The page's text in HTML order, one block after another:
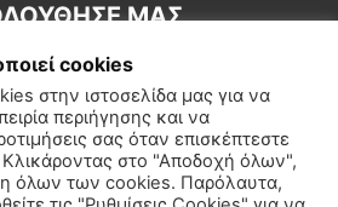
ΜΑΣ
Πολιτική Διεθνή Κοινωνία
cookies
στην ιστοσελίδα μας για να
περιήγησης και να
σας όταν επισκέπτεστε
στο "Αποδοχή όλων",
όλων των cookies. Παρόλαυτα,